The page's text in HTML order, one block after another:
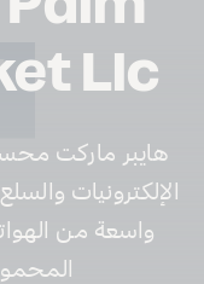
Llc
هايبر ماركت
الإلكترونيات
واسعة من